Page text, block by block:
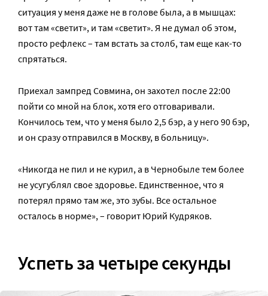
ситуация у меня даже не в голове была, а в мышцах:
вот там «светит», и там «светит». Я не думал об этом,
просто рефлекс – там встать за столб, там еще как-то
спрятаться.
Приехал зампред Совмина, он захотел после 22:00
пойти со мной на блок, хотя его отговаривали.
Кончилось тем, что у меня было 2,5 бэр, а у него 90 бэр,
и он сразу отправился в Москву, в больницу».
«Никогда не пил и не курил, а в Чернобыле тем более
не усугублял свое здоровье. Единственное, что я
потерял прямо там же, это зубы. Все остальное
осталось в норме», – говорит Юрий Кудряков.
Успеть за четыре секунды